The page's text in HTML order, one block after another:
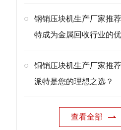
钢销压块机生产厂家推
特成为金属回收行业的
铜销压块机生产厂家推
派特是您的理想之选？
查看全部